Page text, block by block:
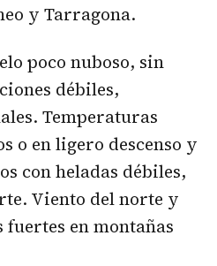
y Tarragona.
poco nuboso, sin
débiles,
Temperaturas
o en ligero descenso y
con heladas débiles,
Viento del norte y
fuertes en montañas